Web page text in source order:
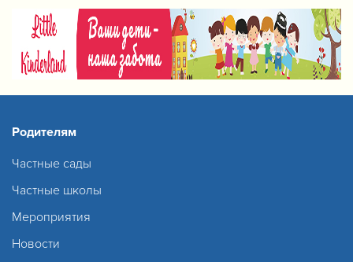
Родителям
Частные сады
Частные школы
Мероприятия
Новости